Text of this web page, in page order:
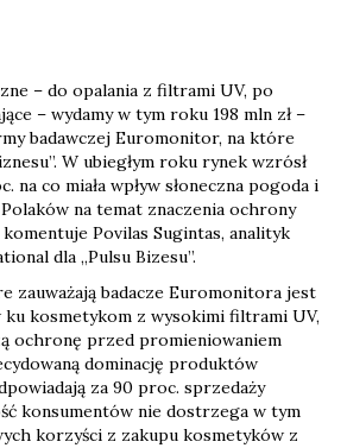
– do opalania z filtrami UV, po
– wydamy w tym roku 198 mln zł –
badawczej Euromonitor, na które
W ubiegłym roku rynek wzrósł
na co miała wpływ słoneczna pogoda i
na temat znaczenia ochrony
Povilas Sugintas, analityk
dla „Pulsu Bizesu”.
zauważają badacze Euromonitora jest
kosmetykom z wysokimi filtrami UV,
ochronę przed promieniowaniem
dominację produktów
za 90 proc. sprzedaży
konsumentów nie dostrzega w tym
korzyści z zakupu kosmetyków z